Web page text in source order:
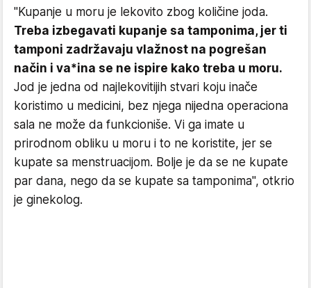
"Kupanje u moru je lekovito zbog količine joda.
Treba izbegavati kupanje sa tamponima, jer ti
tamponi zadržavaju vlažnost na pogrešan
način i va*ina se ne ispire kako treba u moru.
Jod je jedna od najlekovitijih stvari koju inače
koristimo u medicini, bez njega nijedna operaciona
sala ne može da funkcioniše. Vi ga imate u
prirodnom obliku u moru i to ne koristite, jer se
kupate sa menstruacijom. Bolje je da se ne kupate
par dana, nego da se kupate sa tamponima", otkrio
je ginekolog.